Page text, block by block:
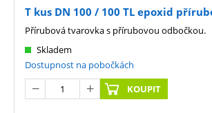
T kus DN 100 / 100 TL epoxid
Skladem
Dostupnost na pobočkách
KOUPIT
Přírubová tvarovka s přírubovou odbočkou.